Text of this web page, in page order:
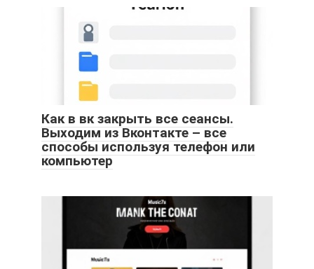
Как в вк закрыть все сеансы.
Выходим из Вконтакте – все
способы используя телефон или
компьютер